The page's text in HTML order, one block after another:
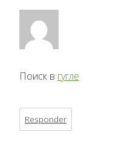
Поиск в гугле
Responder